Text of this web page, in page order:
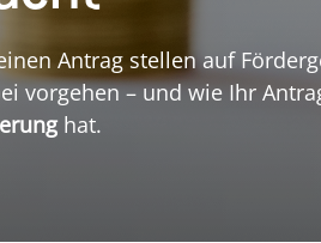
Antrag stellen auf
vorgehen – und wie Ihr
hat.